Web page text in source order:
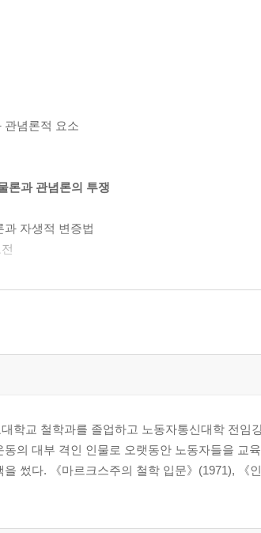
념론적 요소
론과 관념론의 투쟁
자생적 변증법
론
학교 철학과를 졸업하고 노동자통신대학 전임
의 대부 격인 인물로 오랫동안 노동자들을 교
썼다. 《마르크스주의 철학 입문》(1971), 《